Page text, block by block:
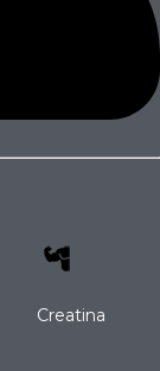
Creatina